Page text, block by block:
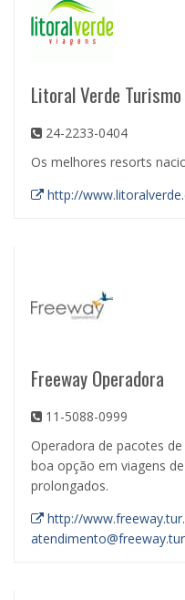
Litoral Verde Turismo
24-2233-0404
Os melhores resorts
http://
Freeway Operadora
11-5088-0999
Operadora de pacotes
boa opção em viagens
prolongados.
http://